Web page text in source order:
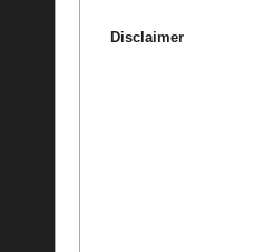
Disclaimer